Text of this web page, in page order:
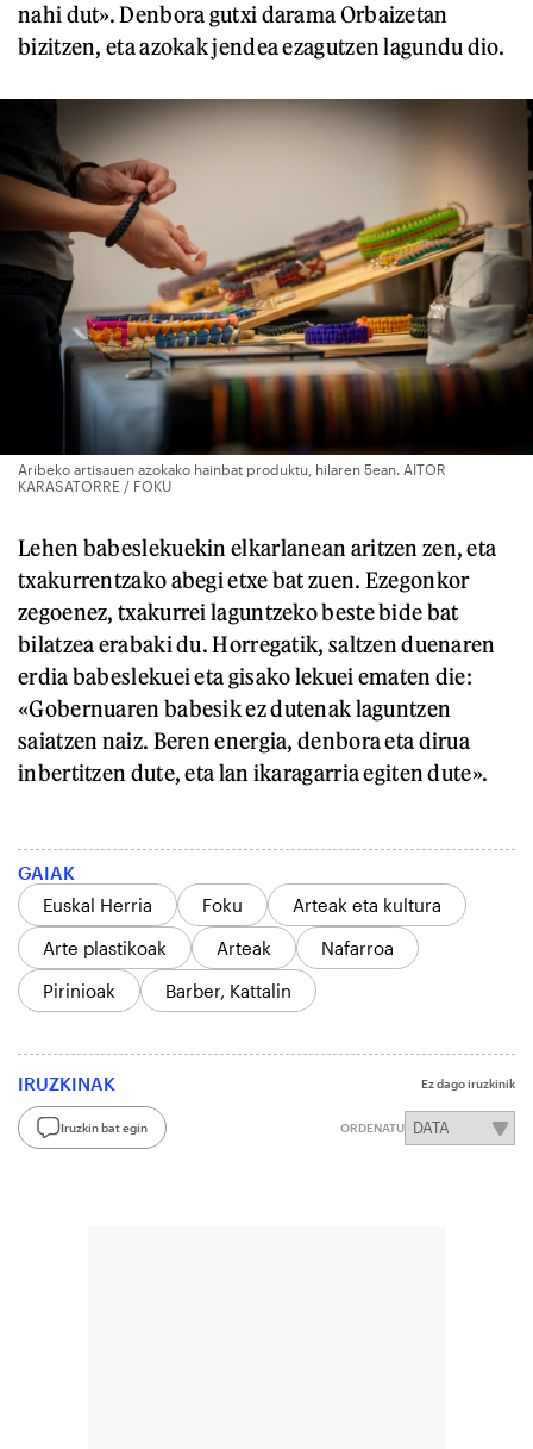
nahi dut». Denbora gutxi darama Orbaizetan
bizitzen, eta azokak jendea ezagutzen lagundu dio.
Aribeko artisauen azokako hainbat produktu, hilaren 5ean. AITOR
KARASATORRE / FOKU
Lehen babeslekuekin elkarlanean aritzen zen, eta
txakurrentzako abegi etxe bat zuen. Ezegonkor
zegoenez, txakurrei laguntzeko beste bide bat
bilatzea erabaki du. Horregatik, saltzen duenaren
erdia babeslekuei eta gisako lekuei ematen die:
«Gobernuaren babesik ez dutenak laguntzen
saiatzen naiz. Beren energia, denbora eta dirua
inbertitzen dute, eta lan ikaragarria egiten dute».
GAIAK
Euskal Herria
Foku
Arteak eta kultura
Arte plastikoak
Arteak
Nafarroa
Pirinioak
Barber, Kattalin
IRUZKINAK Ez dago iruzkinik
Iruzkin bat egin ORDENATU